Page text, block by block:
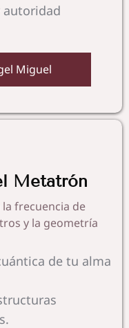
autoridad
Miguel
Metatrón
frecuencia de
y la geometría
de tu alma